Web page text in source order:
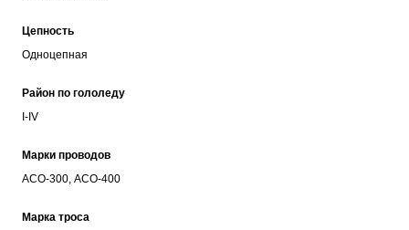
Цепность
Одноцепная
Район по гололеду
I-IV
Марки проводов
АСО-300, АСО-400
Марка троса